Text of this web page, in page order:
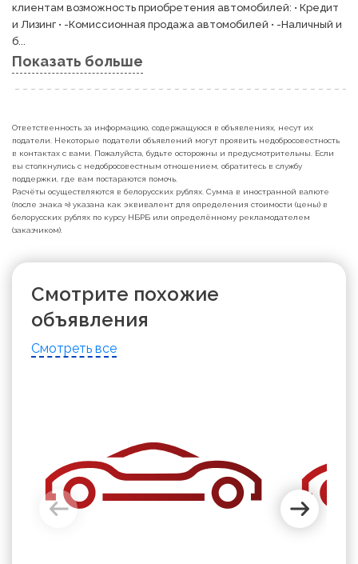
клиентам возможность приобретения автомобилей: • Кредит
и Лизинг • -Комиссионная продажа автомобилей • -Наличный и
б...
Показать больше
Ответственность за информацию, содержащуюся в объявлениях, несут их
податели. Некоторые податели объявлений могут проявить недобросовестность
в контактах с вами. Пожалуйста, будьте осторожны и предусмотрительны. Если
вы столкнулись с недобросовестным отношением, обратитесь в службу
поддержки, где вам постараются помочь.
Расчёты осуществляются в белорусских рублях. Сумма в иностранной валюте
(после знака ≈) указана как эквивалент для определения стоимости (цены) в
белорусских рублях по курсу НБРБ или определённому рекламодателем
(заказчиком).
Смотрите похожие
объявления
Смотреть все